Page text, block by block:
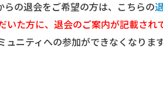
の退会をご希望の方は、こちらの
いた方に、退会のご案内が記載され
ュニティへの参加ができなくなりま